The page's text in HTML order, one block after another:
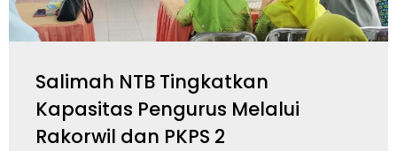
Salimah NTB Tingkatkan
Kapasitas Pengurus Melalui
Rakorwil dan PKPS 2